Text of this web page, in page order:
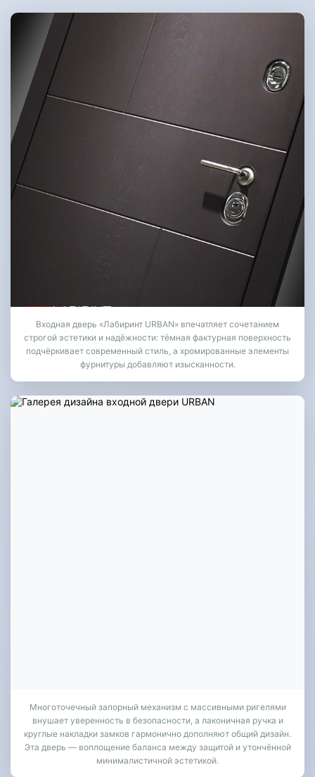
Входная дверь «Лабиринт URBAN» впечатляет сочетанием
строгой эстетики и надёжности: тёмная фактурная поверхность
подчёркивает современный стиль, а хромированные элементы
фурнитуры добавляют изысканности.
Многоточечный запорный механизм с массивными ригелями
внушает уверенность в безопасности, а лаконичная ручка и
круглые накладки замков гармонично дополняют общий дизайн.
Эта дверь — воплощение баланса между защитой и утончённой
минималистичной эстетикой.